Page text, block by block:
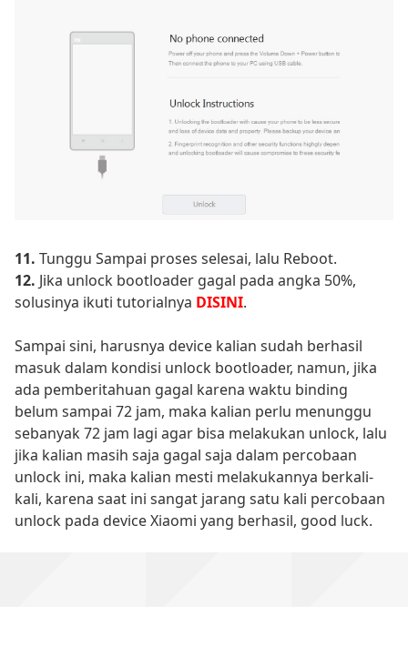
11. Tunggu Sampai proses selesai, lalu Reboot.
12. Jika unlock bootloader gagal pada angka 50%,
solusinya ikuti tutorialnya DISINI.
Sampai sini, harusnya device kalian sudah berhasil
masuk dalam kondisi unlock bootloader, namun, jika
ada pemberitahuan gagal karena waktu binding
belum sampai 72 jam, maka kalian perlu menunggu
sebanyak 72 jam lagi agar bisa melakukan unlock, lalu
jika kalian masih saja gagal saja dalam percobaan
unlock ini, maka kalian mesti melakukannya berkali-
kali, karena saat ini sangat jarang satu kali percobaan
unlock pada device Xiaomi yang berhasil, good luck.